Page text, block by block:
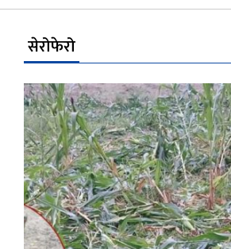
Link
सेरोफेरो